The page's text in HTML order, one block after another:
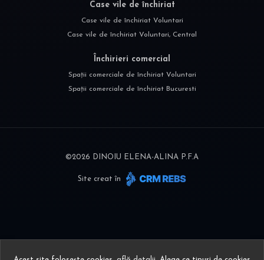
Case vile de închiriat
Case vile de închiriat Voluntari
Case vile de închiriat Voluntari, Central
Închirieri comercial
Spații comerciale de închiriat Voluntari
Spații comerciale de închiriat Bucuresti
©2026 DINOIU ELENA-ALINA P.F.A
Site creat în